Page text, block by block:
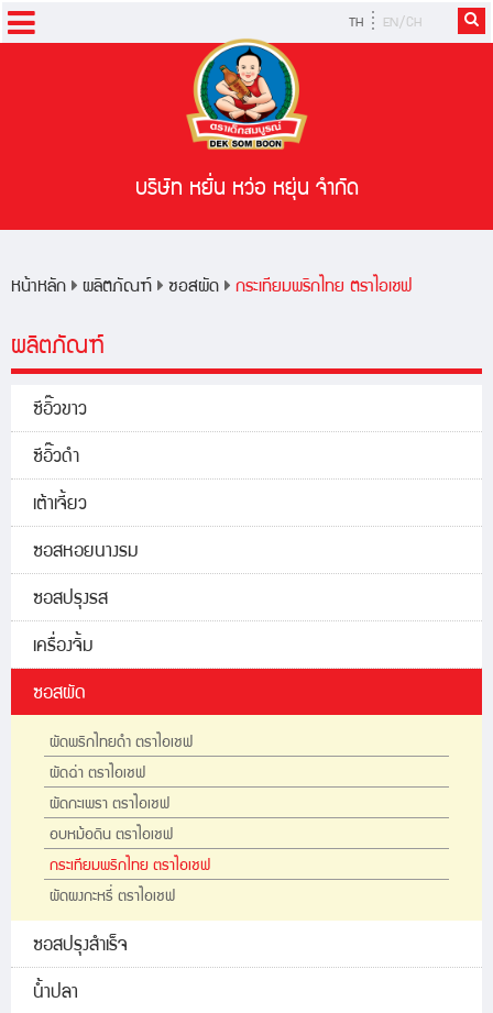
TH EN/CH
บริษัท หยั่น หว่อ หยุ่น จำกัด
หน้าหลัก ผลิตภัณฑ์ ซอสผัด กระเทียมพริกไทย ตราไอเชฟ
ผลิตภัณฑ์
ซีอิ๊วขาว
ซีอิ๊วดำ
เต้าเจี้ยว
ซอสหอยนางรม
ซอสปรุงรส
เครื่องจิ้ม
ซอสผัด
ผัดพริกไทยดำ ตราไอเชฟ
ผัดฉ่า ตราไอเชฟ
ผัดกะเพรา ตราไอเชฟ
อบหม้อดิน ตราไอเชฟ
กระเทียมพริกไทย ตราไอเชฟ
ผัดผงกะหรี่ ตราไอเชฟ
ซอสปรุงสำเร็จ
น้ำปลา
หน้าหลัก